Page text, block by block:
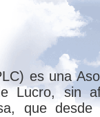
julga o
corpo e
es una
Lucro, sin
que desde